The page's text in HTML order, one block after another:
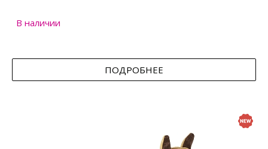
В наличии
ПОДРОБНЕЕ